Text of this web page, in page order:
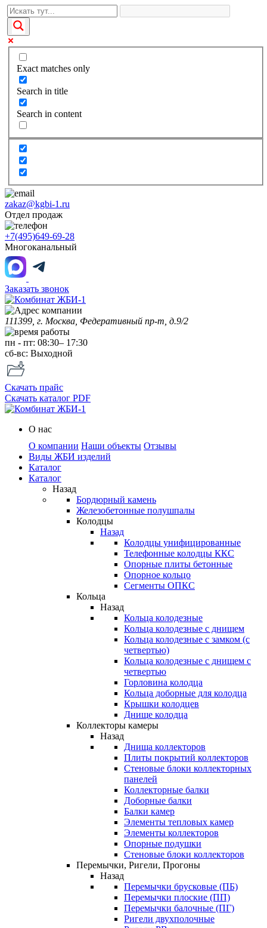
Exact matches only
Search in title
Search in content
zakaz@kgbi-1.ru
Отдел продаж
+7(495)649-69-28
Многоканальный
Заказать звонок
111399, г. Москва, Федеративный пр-т, д.9/2
пн - пт: 08:30– 17:30
сб-вс: Выходной
Скачать прайс
Скачать каталог PDF
О нас
О компании Наши объекты Отзывы
Виды ЖБИ изделий
Каталог
Каталог
Назад
Бордюрный камень
Железобетонные полушпалы
Колодцы
Назад
Колодцы унифицированные
Телефонные колодцы ККС
Опорные плиты бетонные
Опорное кольцо
Сегменты ОПКС
Кольца
Назад
Кольца колодезные
Кольца колодезные с днищем
Кольца колодезные с замком (с
четвертью)
Кольца колодезные с днищем с
четвертью
Горловина колодца
Кольца доборные для колодца
Крышки колодцев
Днище колодца
Коллекторы камеры
Назад
Днища коллекторов
Плиты покрытий коллекторов
Стеновые блоки коллекторных
панелей
Коллекторные балки
Доборные балки
Балки камер
Элементы тепловых камер
Элементы коллекторов
Опорные подушки
Стеновые блоки коллекторов
Перемычки, Ригели, Прогоны
Назад
Перемычки брусковые (ПБ)
Перемычки плоские (ПП)
Перемычки балочные (ПГ)
Ригели двухполочные